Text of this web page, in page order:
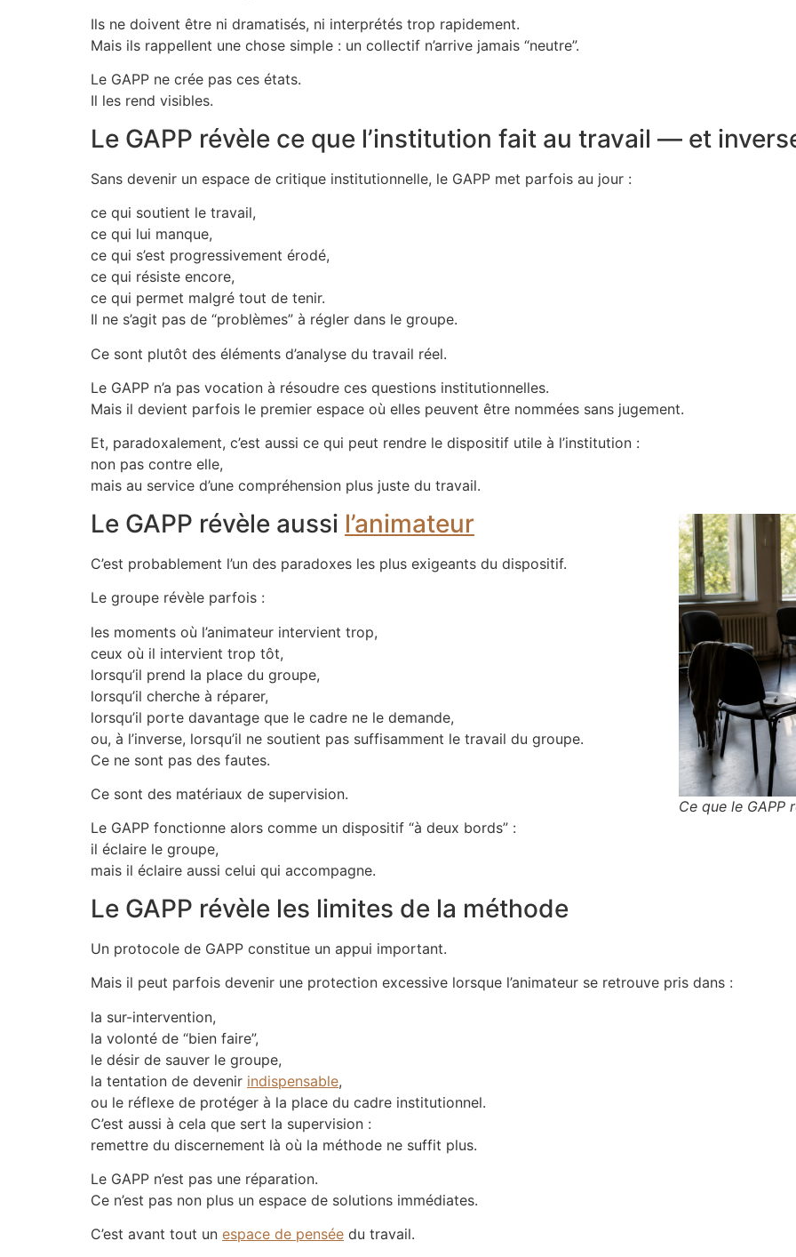
Ils ne doivent être ni dramatisés, ni interprétés trop rapidement.
Mais ils rappellent une chose simple : un collectif n’arrive jamais “neutre”.
Le GAPP ne crée pas ces états.
Il les rend visibles.
Le GAPP révèle ce que l’institution fait au travail — et
Sans devenir un espace de critique institutionnelle, le GAPP met parfois au jour :
ce qui soutient le travail,
ce qui lui manque,
ce qui s’est progressivement érodé,
ce qui résiste encore,
ce qui permet malgré tout de tenir.
Il ne s’agit pas de “problèmes” à régler dans le groupe.
Ce sont plutôt des éléments d’analyse du travail réel.
Le GAPP n’a pas vocation à résoudre ces questions institutionnelles.
Mais il devient parfois le premier espace où elles peuvent être nommées sans jugement.
Et, paradoxalement, c’est aussi ce qui peut rendre le dispositif utile à l’institution :
non pas contre elle,
mais au service d’une compréhension plus juste du travail.
Ce que le GAPP
Le GAPP révèle aussi l’animateur
C’est probablement l’un des paradoxes les plus exigeants du dispositif.
Le groupe révèle parfois :
les moments où l’animateur intervient trop,
ceux où il intervient trop tôt,
lorsqu’il prend la place du groupe,
lorsqu’il cherche à réparer,
lorsqu’il porte davantage que le cadre ne le demande,
ou, à l’inverse, lorsqu’il ne soutient pas suffisamment le travail du groupe.
Ce ne sont pas des fautes.
Ce sont des matériaux de supervision.
Le GAPP fonctionne alors comme un dispositif “à deux bords” :
il éclaire le groupe,
mais il éclaire aussi celui qui accompagne.
Le GAPP révèle les limites de la méthode
Un protocole de GAPP constitue un appui important.
Mais il peut parfois devenir une protection excessive lorsque l’animateur se retrouve pris dans :
la sur-intervention,
la volonté de “bien faire”,
le désir de sauver le groupe,
la tentation de devenir indispensable,
ou le réflexe de protéger à la place du cadre institutionnel.
C’est aussi à cela que sert la supervision :
remettre du discernement là où la méthode ne suffit plus.
Le GAPP n’est pas une réparation.
Ce n’est pas non plus un espace de solutions immédiates.
C’est avant tout un espace de pensée du travail.